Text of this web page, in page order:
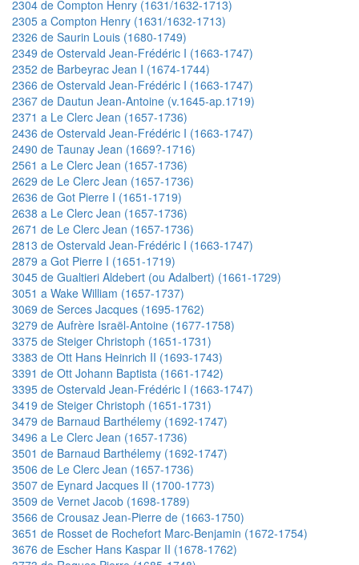
2304 de Compton Henry (1631/1632-1713)
2305 a Compton Henry (1631/1632-1713)
2326 de Saurin Louis (1680-1749)
2349 de Ostervald Jean-Frédéric I (1663-1747)
2352 de Barbeyrac Jean I (1674-1744)
2366 de Ostervald Jean-Frédéric I (1663-1747)
2367 de Dautun Jean-Antoine (v.1645-ap.1719)
2371 a Le Clerc Jean (1657-1736)
2436 de Ostervald Jean-Frédéric I (1663-1747)
2490 de Taunay Jean (1669?-1716)
2561 a Le Clerc Jean (1657-1736)
2629 de Le Clerc Jean (1657-1736)
2636 de Got Pierre I (1651-1719)
2638 a Le Clerc Jean (1657-1736)
2671 de Le Clerc Jean (1657-1736)
2813 de Ostervald Jean-Frédéric I (1663-1747)
2879 a Got Pierre I (1651-1719)
3045 de Gualtieri Aldebert (ou Adalbert) (1661-1729)
3051 a Wake William (1657-1737)
3069 de Serces Jacques (1695-1762)
3279 de Aufrère Israël-Antoine (1677-1758)
3375 de Steiger Christoph (1651-1731)
3383 de Ott Hans Heinrich II (1693-1743)
3391 de Ott Johann Baptista (1661-1742)
3395 de Ostervald Jean-Frédéric I (1663-1747)
3419 de Steiger Christoph (1651-1731)
3479 de Barnaud Barthélemy (1692-1747)
3496 a Le Clerc Jean (1657-1736)
3501 de Barnaud Barthélemy (1692-1747)
3506 de Le Clerc Jean (1657-1736)
3507 de Eynard Jacques II (1700-1773)
3509 de Vernet Jacob (1698-1789)
3566 de Crousaz Jean-Pierre de (1663-1750)
3651 de Rosset de Rochefort Marc-Benjamin (1672-1754)
3676 de Escher Hans Kaspar II (1678-1762)